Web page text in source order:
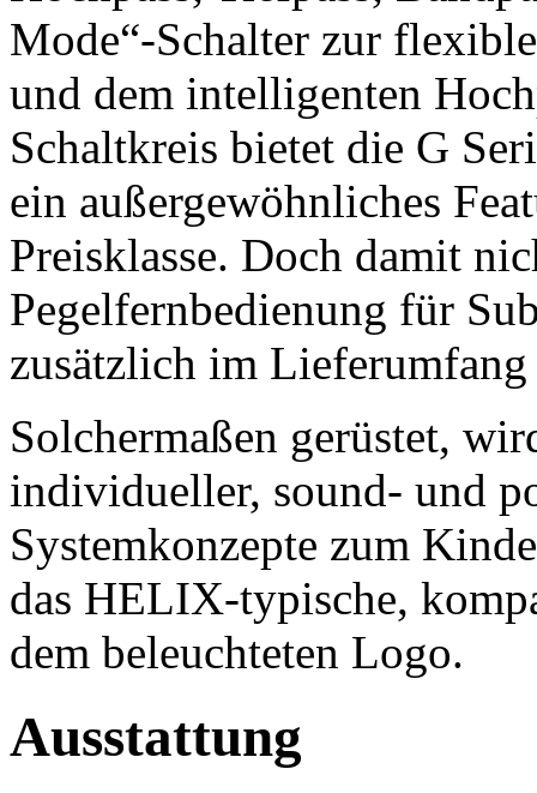
Mode“-Schalter zur
und dem intelligenten
Schaltkreis bietet die G
ein außergewöhnliches
Preisklasse. Doch damit
Pegelfernbedienung für
zusätzlich im Lieferumfang
Solchermaßen gerüstet,
individueller, sound- und
Systemkonzepte zum
das HELIX-typische,
dem beleuchteten Logo.
Ausstattung